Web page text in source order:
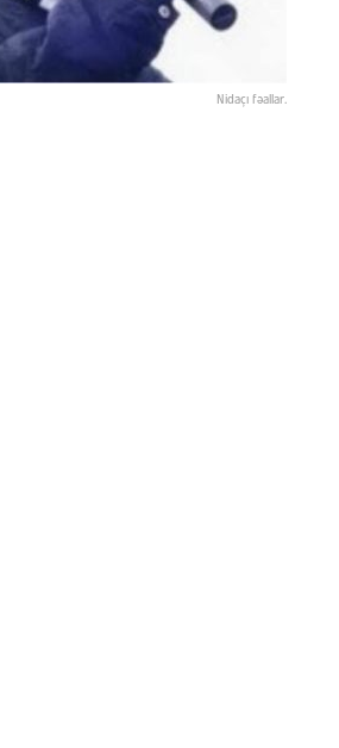
Nidaçı fəallar.